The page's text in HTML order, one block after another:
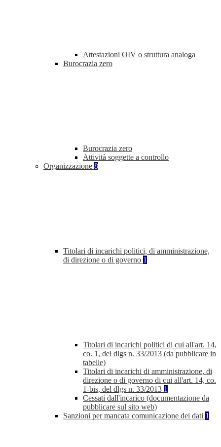
Attestazioni OIV o struttura analoga
Burocrazia zero
Burocrazia zero
Attività soggette a controllo
Organizzazione 8
Titolari di incarichi politici, di amministrazione,
di direzione o di governo 1
Titolari di incarichi politici di cui all'art. 14,
co. 1, del dlgs n. 33/2013 (da pubblicare in
tabelle)
Titolari di incarichi di amministrazione, di
direzione o di governo di cui all'art. 14, co.
1-bis, del dlgs n. 33/2013 1
Cessati dall'incarico (documentazione da
pubblicare sul sito web)
Sanzioni per mancata comunicazione dei dati 1